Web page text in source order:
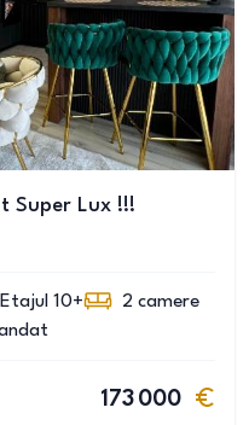
Super Lux !!!
Etajul 10+ 2 camere
173 000